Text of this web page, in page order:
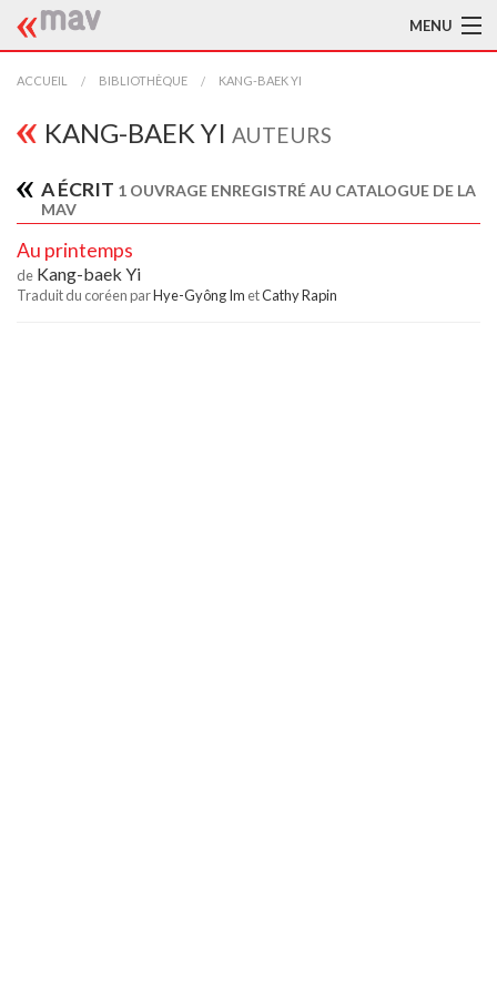
MENU
ACCUEIL
LA MAV
TRADUCTEURS
AIDE À LA TRADUCTION
ACCUEIL BIBLIOTHÈQUE KANG-BAEK YI
KANG-BAEK YI AUTEURS
A ÉCRIT 1 OUVRAGE ENREGISTRÉ AU CATALOGUE DE LA
MAV
Au printemps
de Kang-baek Yi
Traduit du coréen parHye-Gyông Im etCathy Rapin